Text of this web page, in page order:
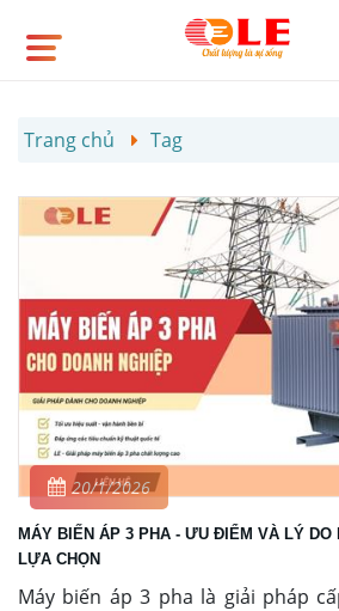
Trang chủ Tag
20/1/2026
MÁY BIẾN ÁP 3 PHA - ƯU ĐIỂM VÀ LÝ DO
LỰA CHỌN
Máy biến áp 3 pha là giải pháp